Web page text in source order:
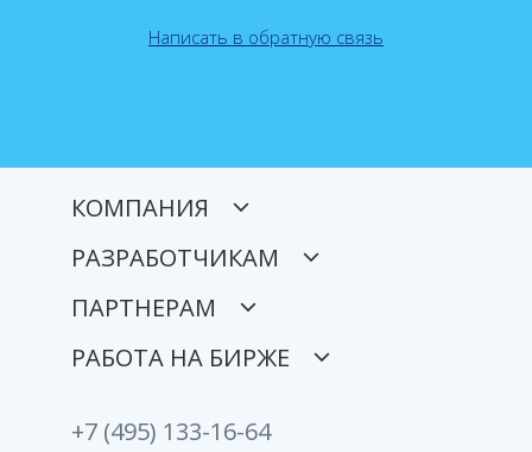
Написать в обратную связь
КОМПАНИЯ
РАЗРАБОТЧИКАМ
ПАРТНЕРАМ
РАБОТА НА БИРЖЕ
+7 (495) 133-16-64